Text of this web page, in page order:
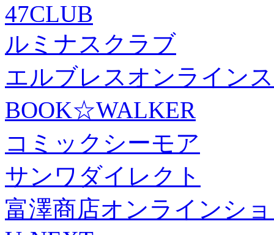
47CLUB
ルミナスクラブ
エルブレスオンライン
BOOK☆WALKER
コミックシーモア
サンワダイレクト
富澤商店オンラインシ